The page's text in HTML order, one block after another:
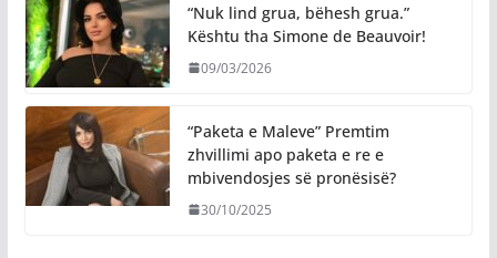
“Nuk lind grua, bëhesh grua.”
Kështu tha Simone de Beauvoir!
09/03/2026
“Paketa e Maleve” Premtim
zhvillimi apo paketa e re e
mbivendosjes së pronësisë?
30/10/2025